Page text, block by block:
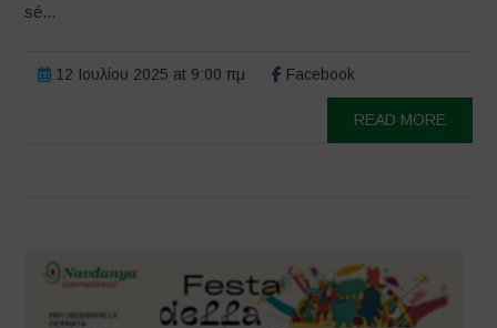
sé...
12 Ιουλίου 2025 at 9:00 πμ Facebook
READ MORE